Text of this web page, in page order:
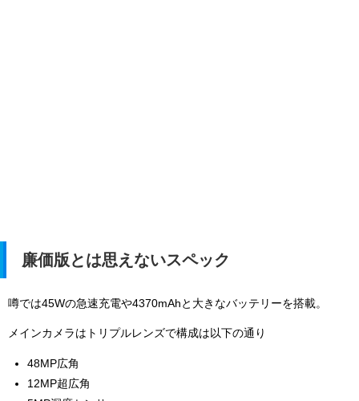
廉価版とは思えないスペック
噂では45Wの急速充電や4370mAhと大きなバッテリーを搭載。
メインカメラはトリプルレンズで構成は以下の通り
48MP広角
12MP超広角